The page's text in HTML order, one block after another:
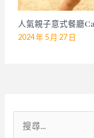
人氣親子意式餐廳
2024 年 5 月 27 日